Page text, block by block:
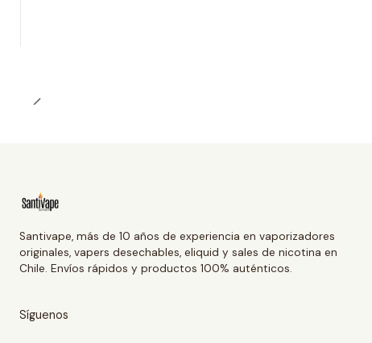
Santivape, más de 10 años de experiencia en vaporizadores
originales, vapers desechables, eliquid y sales de nicotina en
Chile. Envíos rápidos y productos 100% auténticos.
Síguenos